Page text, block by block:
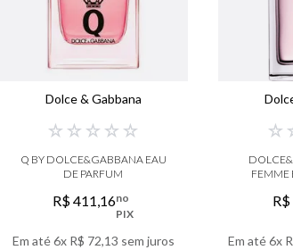
Dolce & Gabbana
☆ ☆ ☆ ☆ ☆
Q BY DOLCE&GABBANA EAU
DE PARFUM
R$411,16no
PIX
Em até6x R$ 72,13 sem juros
☆
FEMME
R$
Em até6x